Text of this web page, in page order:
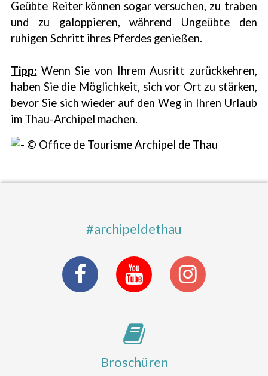
Geübte Reiter können sogar versuchen, zu traben
und zu galoppieren, während Ungeübte den
ruhigen Schritt ihres Pferdes genießen.
Tipp: Wenn Sie von Ihrem Ausritt zurückkehren,
haben Sie die Möglichkeit, sich vor Ort zu stärken,
bevor Sie sich wieder auf den Weg in Ihren Urlaub
im Thau-Archipel machen.
#archipeldethau
Broschüren